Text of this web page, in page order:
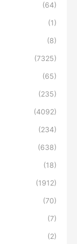
(64)
(1)
(8)
(7325)
(65)
(235)
(4092)
(234)
(638)
(18)
(1912)
(70)
(7)
(2)